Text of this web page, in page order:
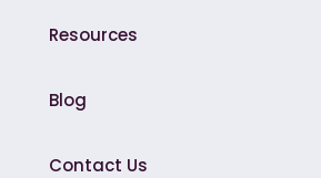
Resources
Blog
Contact Us